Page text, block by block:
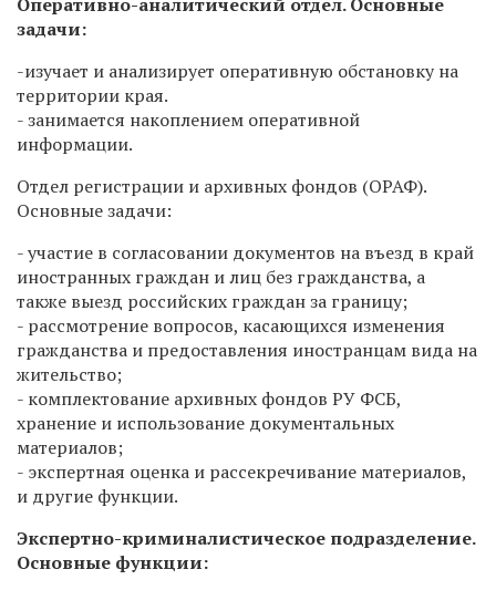
задачи:
-изучает и анализирует оперативную обстановку на
территории края.
- занимается накоплением оперативной
информации.
Отдел регистрации и архивных фондов (ОРАФ).
Основные задачи:
- участие в согласовании документов на въезд в край
иностранных граждан и лиц без гражданства, а
также выезд российских граждан за границу;
- рассмотрение вопросов, касающихся изменения
гражданства и предоставления иностранцам вида на
жительство;
- комплектование архивных фондов РУ ФСБ,
хранение и использование документальных
материалов;
- экспертная оценка и рассекречивание материалов,
и другие функции.
Экспертно-криминалистическое подразделение.
Основные функции: